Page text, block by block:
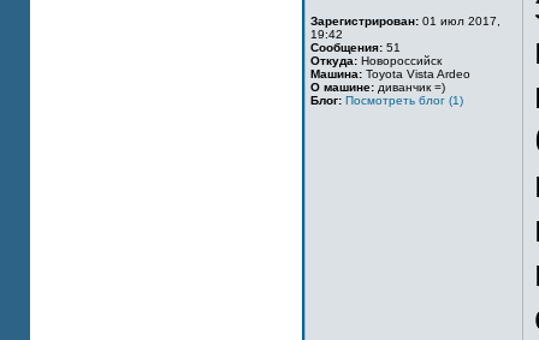
Зарегистрирован: 01 июл 2017,
19:42
Сообщения: 51
Откуда: Новороссийск
Машина: Toyota Vista Ardeo
О машине: диванчик =)
Блог: Посмотреть блог (1)